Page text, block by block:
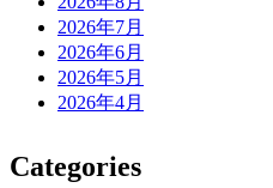
2026年7月
2026年6月
2026年5月
2026年4月
Categories